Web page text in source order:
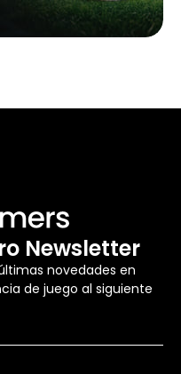
Newsletter
novedades en
de juego al siguiente